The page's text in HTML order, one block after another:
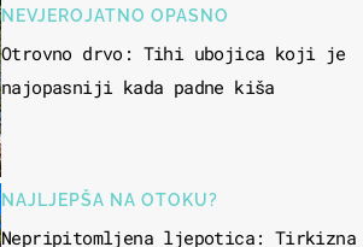
NEVJEROJATNO OPASNO
Otrovno drvo: Tihi ubojica koji je
najopasniji kada padne kiša
NAJLJEPŠA NA OTOKU?
Nepripitomljena ljepotica: Tirkizna